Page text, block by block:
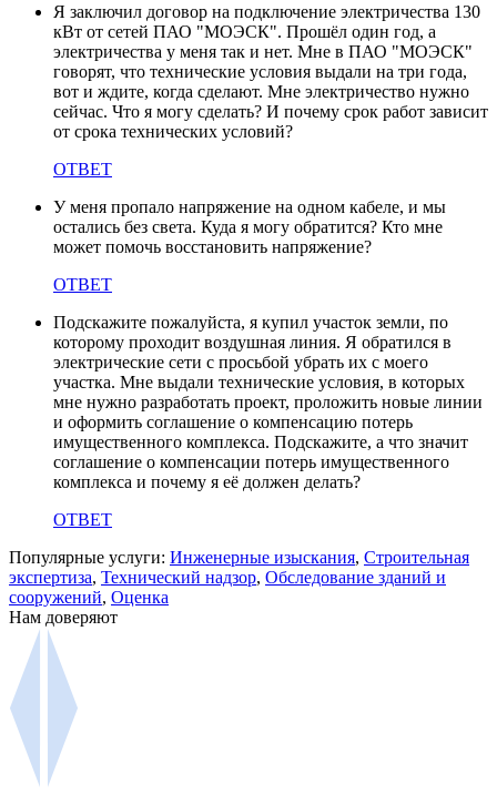
Я заключил договор на подключение электричества 130
кВт от сетей ПАО "МОЭСК". Прошёл один год, а
электричества у меня так и нет. Мне в ПАО "МОЭСК"
говорят, что технические условия выдали на три года,
вот и ждите, когда сделают. Мне электричество нужно
сейчас. Что я могу сделать? И почему срок работ зависит
от срока технических условий?
ОТВЕТ
У меня пропало напряжение на одном кабеле, и мы
остались без света. Куда я могу обратится? Кто мне
может помочь восстановить напряжение?
ОТВЕТ
Подскажите пожалуйста, я купил участок земли, по
которому проходит воздушная линия. Я обратился в
электрические сети с просьбой убрать их с моего
участка. Мне выдали технические условия, в которых
мне нужно разработать проект, проложить новые линии
и оформить соглашение о компенсацию потерь
имущественного комплекса. Подскажите, а что значит
соглашение о компенсации потерь имущественного
комплекса и почему я её должен делать?
ОТВЕТ
Популярные услуги: Инженерные изыскания, Строительная
экспертиза, Технический надзор, Обследование зданий и
сооружений, Оценка
Нам доверяют